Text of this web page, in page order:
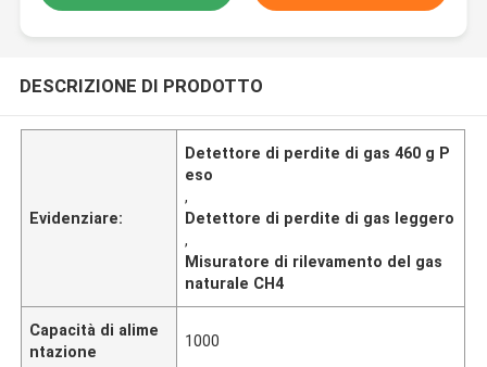
DESCRIZIONE DI PRODOTTO
Evidenziare:
Detettore di perdite di gas 460 g P
eso
,
Detettore di perdite di gas leggero
,
Misuratore di rilevamento del gas
naturale CH4
Capacità di alime
ntazione
1000